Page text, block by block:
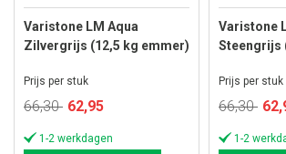
Varistone LM Aqua
Zilvergrijs (12,5 kg emmer)
Prijs per stuk
66,30 Speciale
62,95
1-2 werkdagen
Varistone
Steengrijs
Prijs per stuk
66,30
1-2